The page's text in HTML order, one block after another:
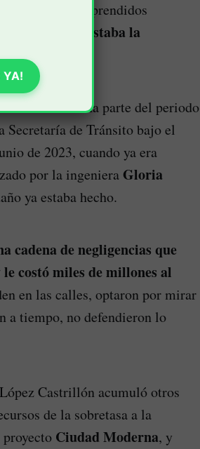
otros, sorprendidos
¿Dónde estaba la
Durante buena parte del periodo
Secretaría de Tránsito bajo el
de 2023, cuando ya era
por la ingeniera Gloria
ya estaba hecho.
cadena de negligencias que
costó miles de millones al
en las calles, optaron por mirar
a tiempo, no defendieron lo
Castrillón acumuló otros
de la sobretasa a la
Ciudad Moderna, y
YA!